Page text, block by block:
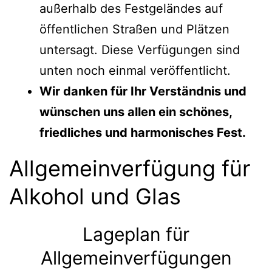
außerhalb des Festgeländes auf
öffentlichen Straßen und Plätzen
untersagt. Diese Verfügungen sind
unten noch einmal veröffentlicht.
Wir danken für Ihr Verständnis und
wünschen uns allen ein schönes,
friedliches und harmonisches Fest.
Allgemeinverfügung für
Alkohol und Glas
Lageplan für
Allgemeinverfügungen